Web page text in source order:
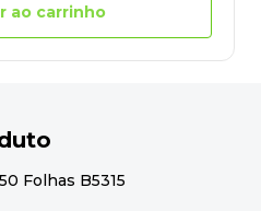
ao carrinho
Folhas B5315